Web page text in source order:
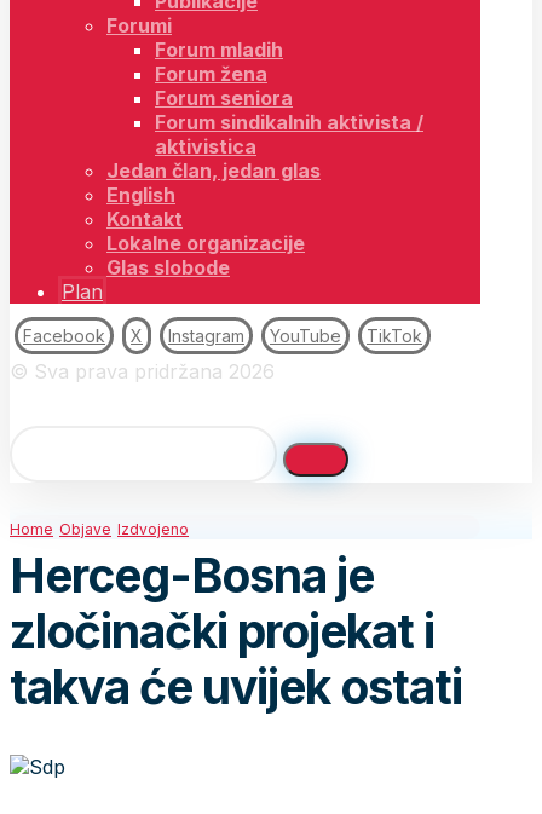
Forumi
Forum mladih
Forum žena
Forum seniora
Forum sindikalnih aktivista /
aktivistica
Jedan član, jedan glas
English
Kontakt
Lokalne organizacije
Glas slobode
Plan
Facebook X Instagram YouTube TikTok
© Sva prava pridržana 2026
Home Objave Izdvojeno
Herceg-Bosna je
zločinački projekat i
takva će uvijek ostati